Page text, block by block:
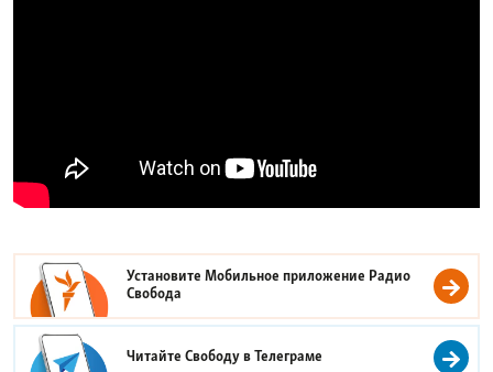
Установите Мобильное приложение Радио
Свобода
Читайте Свободу вТелеграме